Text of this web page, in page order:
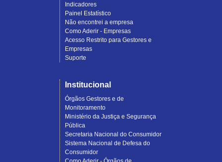
Indicadores
Painel Estatístico
Não encontrei a empresa
Como Aderir - Empresas
Acesso Restrito para Gestores e
Empresas
Suporte
Institucional
Órgãos Gestores e de
Monitoramento
Ministério da Justiça e Segurança
Pública
Secretaria Nacional do Consumidor
Sistema Nacional de Defesa do
Consumidor